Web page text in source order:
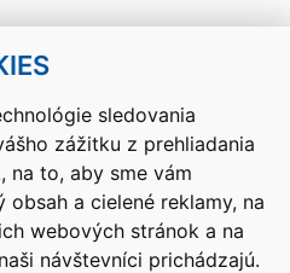
sledovania
zážitku z prehliadania
na to, aby sme vám
a cielené reklamy, na
webových stránok a na
návštevníci prichádzajú.
Vyhlásenie o prístupnosti
školstva, výskumu,